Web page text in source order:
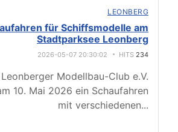
LEONBERG
für Schiffsmodelle am
Stadtparksee Leonberg
2026-05-07 20:30:02 HITS 234
Modellbau-Club e.V.
10. Mai 2026 ein Schaufahren
mit verschiedenen...